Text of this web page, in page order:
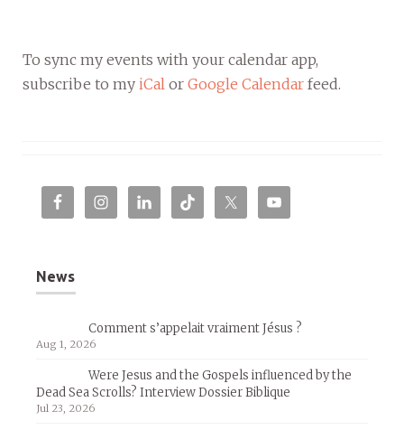
To sync my events with your calendar app,
subscribe to my iCal or Google Calendar feed.
News
Comment s’appelait vraiment Jésus ?
Aug 1, 2026
Were Jesus and the Gospels influenced by the
Dead Sea Scrolls? Interview Dossier Biblique
Jul 23, 2026